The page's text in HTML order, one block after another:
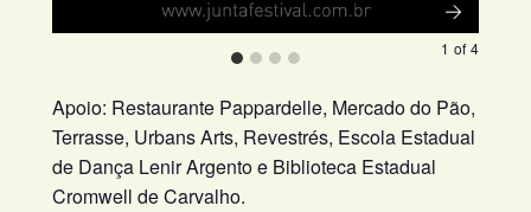
1 of 4
Apoio: Restaurante Pappardelle, Mercado do Pão,
Terrasse, Urbans Arts, Revestrés, Escola Estadual
de Dança Lenir Argento e Biblioteca Estadual
Cromwell de Carvalho.